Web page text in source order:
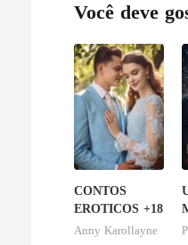
Você deve
CONTOS
EROTICOS +18
Anny Karollayne